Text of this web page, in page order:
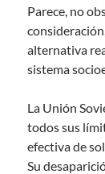
Parece, no
alternativa
sistema
La Unión
todos sus
efectiva de
Su